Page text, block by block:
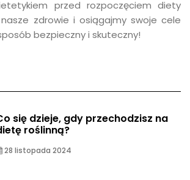
przed rozpoczęciem diety
zdrowie i osiągajmy swoje cele
bezpieczny i skuteczny!
się dzieje, gdy przechodzisz na
roślinną?
28 listopada 2024